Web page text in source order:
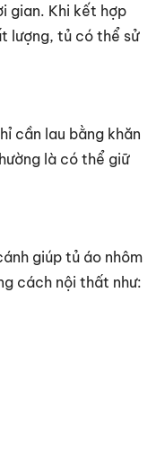
gian. Khi kết hợp
lượng, tủ có thể sử
cần lau bằng khăn
là có thể giữ
giúp tủ áo nhôm
cách nội thất như: